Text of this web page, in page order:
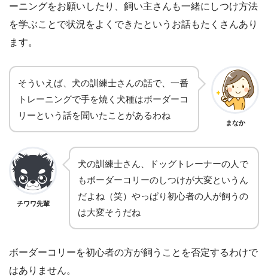
ーニングをお願いしたり、飼い主さんも一緒にしつけ方法
を学ぶことで状況をよくできたというお話もたくさんあり
ます。
そういえば、犬の訓練士さんの話で、一番
トレーニングで手を焼く犬種はボーダーコ
リーという話を聞いたことがあるわね
まなか
チワワ先輩
犬の訓練士さん、ドッグトレーナーの人で
もボーダーコリーのしつけが大変というん
だよね（笑）やっぱり初心者の人が飼うの
は大変そうだね
ボーダーコリーを初心者の方が飼うことを否定するわけで
はありません。